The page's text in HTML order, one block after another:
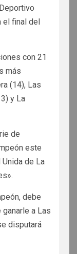
el final del
con 21
más
(14), Las
y La
de
este
de La
debe
ganarle a Las
disputará